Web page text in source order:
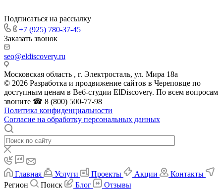
Подписаться на рассылку
+7 (925) 780-37-45
Заказать звонок
seo@eldiscovery.ru
Московская область , г. Электросталь, ул. Мира 18а
© 2026 Разработка и продвижение сайтов в Череповце по
доступным ценам в Веб-студии ElDiscovery. По всем вопросам
звоните ☎ 8 (800) 500-77-98
Политика конфиденциальности
Согласие на обработку персональных данных
Главная Услуги Проекты Акции
Контакты
Регион
Поиск Блог Отзывы